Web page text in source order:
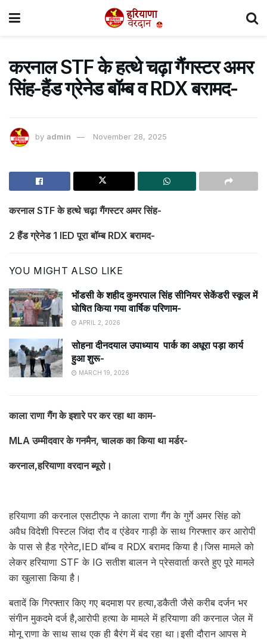
करनाल STF के हत्थे चढ़ा गैंगस्टर अमर
सिंह-हैंड ग्रेनेड बॉम्ब व RDX बरामद-
by admin November 28, 2025
करनाल STF के हत्थे चढ़ा गैंगस्टर अमर सिंह-
2 हैंड ग्रेनेड 1 IED पूरा बॉम्ब RDX बरामद-
YOU MIGHT ALSO LIKE
भोंडसी के शहीद कुमरपाल सिंह सीनियर सेकेंडरी स्कूल में
घोषित किया गया वार्षिक परिणाम-
APRIL 2, 2026
सोहना दीनदयाल उपाध्याय पार्क का अधूरा पड़ा कार्य
हुआ शुरू-
MARCH 19, 2026
काला राणा गैंग के इशारे पर कर रहा था काम-
MLA उम्मीदवार के गनमैन, चालक का किया था मर्डर-
करनाल,हरियाणा वरदान ब्यूरो।
हरियाणा की करनाल एसटीएफ ने काला राणा गैंग के गुर्गे अमर सिंह को
अवैध विदेशी पिस्टल जिंदा रौद व एंडेवर गाड़ी के साथ गिरफ्तार कर आरोपी
के पास से हैड ग्रेनेट,IED बॉम्ब व RDX बरामद किया है।जिस मामले को
लेकर हरियाणा STF के IG सतीश बालन ने प्रेसवार्ता करते हुए पूरे मामले
का खुलासा किया है।
बतादें कि गिरफ्तार किए गए बदमाश पर हत्या,डकैती जैसे करीब दर्जन भर
संगीन मुकदमे दर्ज है,आरोपी हत्या के मामले में हरियाणा की करनाल जेल में
मोनू राणा के साथ साथ एक ही बैरंग में बंद रहा था।इसी दौरान आपस मे